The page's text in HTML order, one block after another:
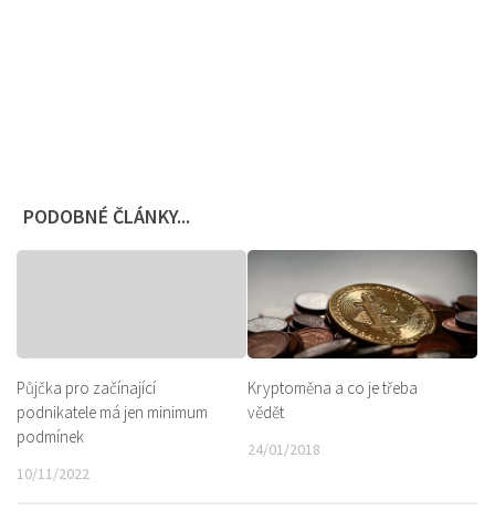
PODOBNÉ ČLÁNKY...
Půjčka pro začínající
podnikatele má jen minimum
podmínek
10/11/2022
Kryptoměna a co je třeba
vědět
24/01/2018